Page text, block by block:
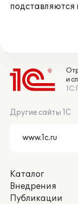
подставляются
и
Другие сайты 1С
Каталог
Внедрения
Публикации